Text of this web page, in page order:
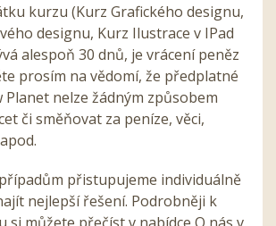
kurzu (Kurz Grafického designu,
designu, Kurz Ilustrace v IPad
alespoň 30 dnů, je vrácení peněz
prosím na vědomí, že předplatné
Planet nelze žádným způsobem
či směňovat za peníze, věci,
přistupujeme individuálně
nejlepší řešení. Podrobněji k